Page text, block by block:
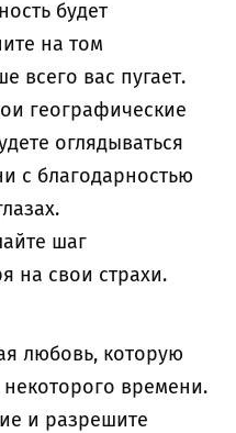
будет
на том
всего вас пугает.
географические
оглядываться
с благодарностью
шаг
на свои страхи.
любовь, которую
времени.
и разрешите